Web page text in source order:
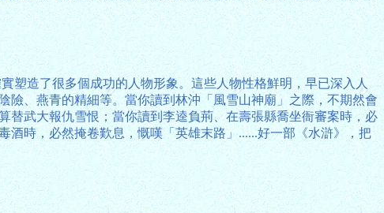
塑造了很多個成功的人物形象。這些人物性格鮮明，早已深入人
險、燕青的精細等。當你讀到林沖「風雪山神廟」之際，不期然會
替武大報仇雪恨；當你讀到李逵負荊、在壽張縣喬坐衙審案時，必
時，必然掩卷歎息，慨嘆「英雄末路」......好一部《水滸》，把